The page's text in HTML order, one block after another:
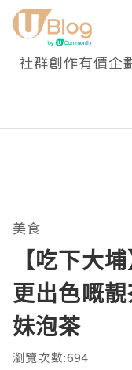
社群創作有價企
美食
【吃下大
更出色嘅
妹泡茶
瀏覽次數:694